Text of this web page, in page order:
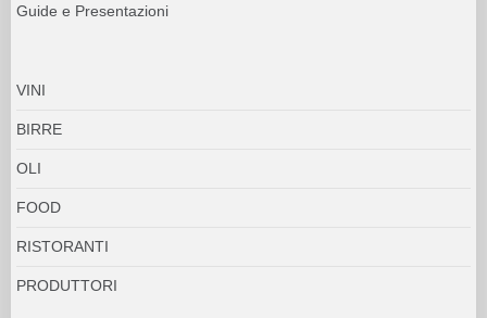
Guide e Presentazioni
VINI
BIRRE
OLI
FOOD
RISTORANTI
PRODUTTORI